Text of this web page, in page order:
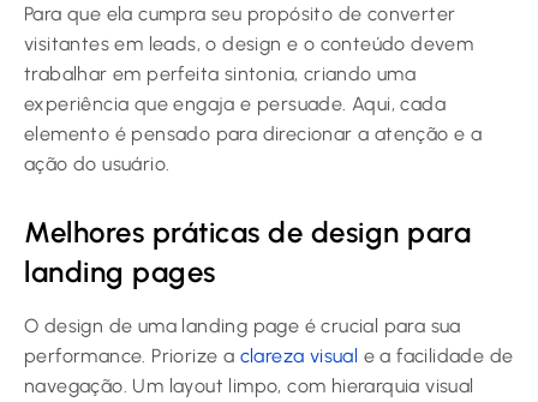
Para que ela cumpra seu propósito de converter
visitantes em leads, o design e o conteúdo devem
trabalhar em perfeita sintonia, criando uma
experiência que engaja e persuade. Aqui, cada
elemento é pensado para direcionar a atenção e a
ação do usuário.
Melhores práticas de design para
landing pages
O design de uma landing page é crucial para sua
performance. Priorize a clareza visual e a facilidade de
navegação. Um layout limpo, com hierarquia visual